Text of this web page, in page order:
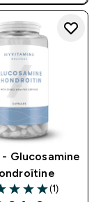
Glucosamine
of 5 stars
(1)